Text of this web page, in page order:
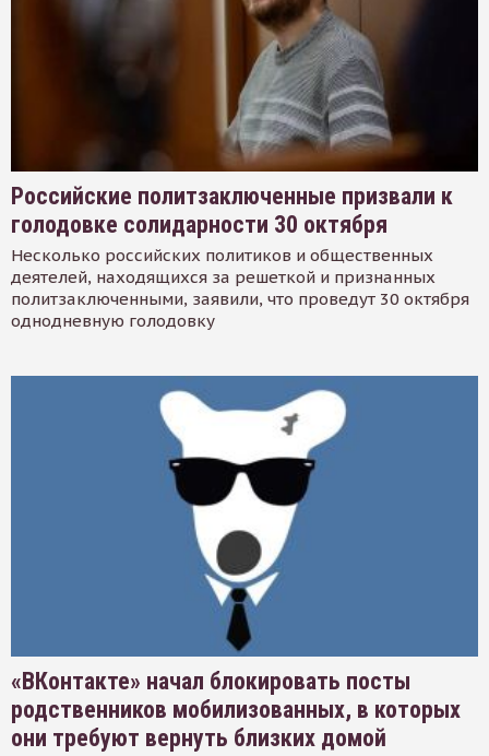
Российские политзаключенные призвали к
голодовке солидарности 30 октября
Несколько российских политиков и общественных
деятелей, находящихся за решеткой и признанных
политзаключенными, заявили, что проведут 30 октября
однодневную голодовку
«ВКонтакте» начал блокировать посты
родственников мобилизованных, в которых
они требуют вернуть близких домой